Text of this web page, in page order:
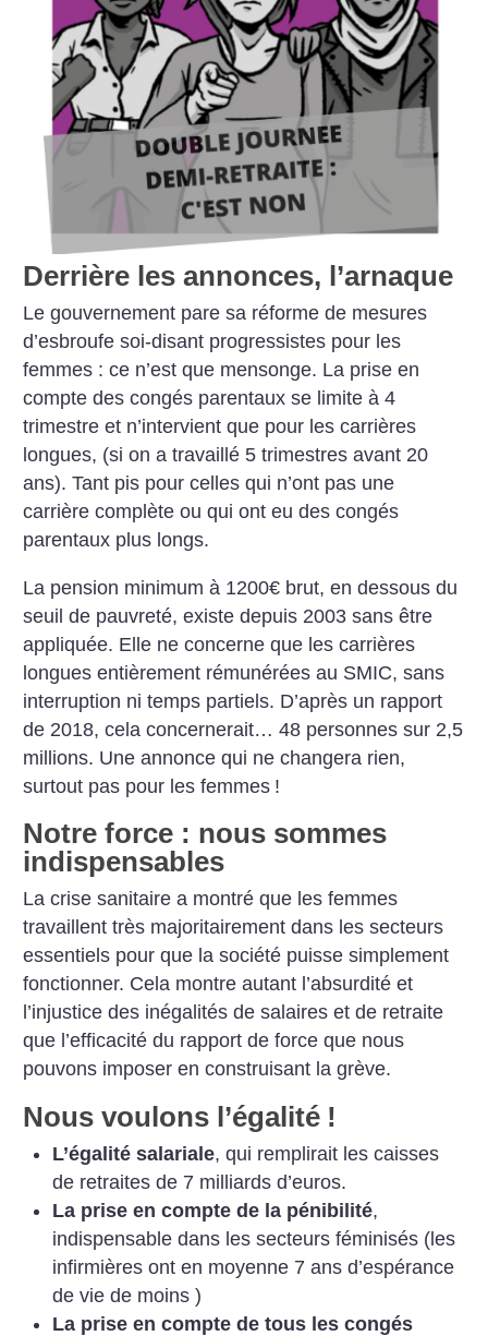
Derrière les annonces, l’arnaque
Le gouvernement pare sa réforme de mesures
d’esbroufe soi-disant progressistes pour les
femmes : ce n’est que mensonge. La prise en
compte des congés parentaux se limite à 4
trimestre et n’intervient que pour les carrières
longues, (si on a travaillé 5 trimestres avant 20
ans). Tant pis pour celles qui n’ont pas une
carrière complète ou qui ont eu des congés
parentaux plus longs.
La pension minimum à 1200€ brut, en dessous du
seuil de pauvreté, existe depuis 2003 sans être
appliquée. Elle ne concerne que les carrières
longues entièrement rémunérées au SMIC, sans
interruption ni temps partiels. D’après un rapport
de 2018, cela concernerait… 48 personnes sur 2,5
millions. Une annonce qui ne changera rien,
surtout pas pour les femmes !
Notre force : nous sommes
indispensables
La crise sanitaire a montré que les femmes
travaillent très majoritairement dans les secteurs
essentiels pour que la société puisse simplement
fonctionner. Cela montre autant l’absurdité et
l’injustice des inégalités de salaires et de retraite
que l’efficacité du rapport de force que nous
pouvons imposer en construisant la grève.
Nous voulons l’égalité !
L’égalité salariale, qui remplirait les caisses
de retraites de 7 milliards d’euros.
La prise en compte de la pénibilité,
indispensable dans les secteurs féminisés (les
infirmières ont en moyenne 7 ans d’espérance
de vie de moins )
La prise en compte de tous les congés